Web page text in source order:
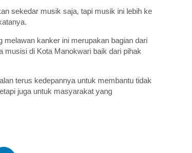
sekedar musik saja, tapi musik ini lebih ke
kanker ini merupakan bagian dari
musisi di Kota Manokwari baik dari pihak
terus kedepannya untuk membantu tidak
juga untuk masyarakat yang